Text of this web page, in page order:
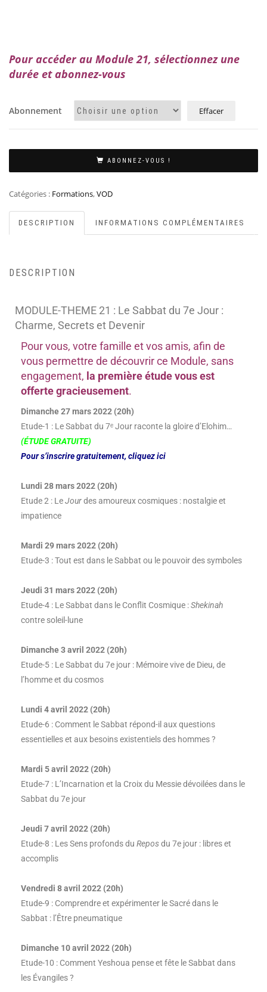
Pour accéder au Module 21, sélectionnez une
durée et abonnez-vous
Abonnement Effacer
ABONNEZ-VOUS !
Catégories : Formations,VOD
DESCRIPTION INFORMATIONS COMPLÉMENTAIRES
DESCRIPTION
MODULE-THEME 21 : Le Sabbat du 7e Jour :
Charme, Secrets et Devenir
Pour vous, votre famille et vos amis, afin de
vous permettre de découvrir ce Module, sans
engagement, la première étude vous est
offerte gracieusement.
Dimanche 27 mars 2022 (20h)
Etude-1 : Le Sabbat du 7ᵉ Jour raconte la gloire d’Elohim…
(ÉTUDE GRATUITE)
Pour s’inscrire gratuitement, cliquez ici
Lundi 28 mars 2022 (20h)
Etude 2 : LeJourdes amoureux cosmiques : nostalgie et
impatience
Mardi 29 mars 2022 (20h)
Etude-3 : Tout est dans le Sabbat ou le pouvoir des symboles
Jeudi 31 mars 2022 (20h)
Etude-4 : Le Sabbat dans le Conflit Cosmique :Shekinah
contre soleil-lune
Dimanche 3 avril 2022 (20h)
Etude-5 : Le Sabbat du 7e jour : Mémoire vive de Dieu, de
l’homme et du cosmos
Lundi 4 avril 2022 (20h)
Etude-6 : Comment le Sabbat répond-il aux questions
essentielles et aux besoins existentiels des hommes ?
Mardi 5 avril 2022 (20h)
Etude-7 : L’Incarnation et la Croix du Messie dévoilées dans le
Sabbat du 7e jour
Jeudi 7 avril 2022 (20h)
Etude-8 : Les Sens profonds du Reposdu 7e jour : libres et
accomplis
Vendredi 8 avril 2022 (20h)
Etude-9 : Comprendre et expérimenter le Sacré dans le
Sabbat : l’Être pneumatique
Dimanche 10 avril 2022 (20h)
Etude-10 : Comment Yeshoua pense et fête le Sabbat dans
les Évangiles ?